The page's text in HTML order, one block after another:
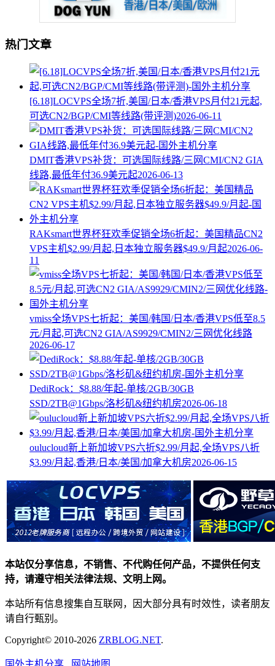
热门文章
[6.18]LOCVPS全场7折,美国/日本/香港VPS月付21元起,
可选CN2/BGP/CMI等线路(带评测)2026-06-11
DMIT香港VPS补货：可选国际线路/三网CMI/CN2 GIA
线路,最低年付36.9美元起2026-06-13
RAKsmart世界杯狂欢季促销全场6折起：美国精品CN2
VPS主机$2.99/月起,日本独立服务器$49.9/月起2026-06-
11
vmiss全场VPS七折起：美国/韩国/日本/香港VPS低至8.5
元/月起,可选CN2 GIA/AS9929/CMIN2/三网优化线路
2026-06-17
DediRock：$8.88/年起-单核/2GB/30GB
SSD/2TB@1Gbps/洛杉矶&纽约机房2026-06-18
oulucloud新上新加坡VPS六折$2.99/月起,全场VPS八折
$3.99/月起,香港/日本/美国/加拿大机房2026-06-15
本站仅分享信息，不销售、不代购任何产品，不提供任何支
持，请遵守相关法律法规、文明上网。
本站所有信息搜集自互联网，因大部分具有时效性，读者朋友
请自行甄别。
Copyright© 2010-2026 ZRBLOG.NET.
国外主机分享 网站地图